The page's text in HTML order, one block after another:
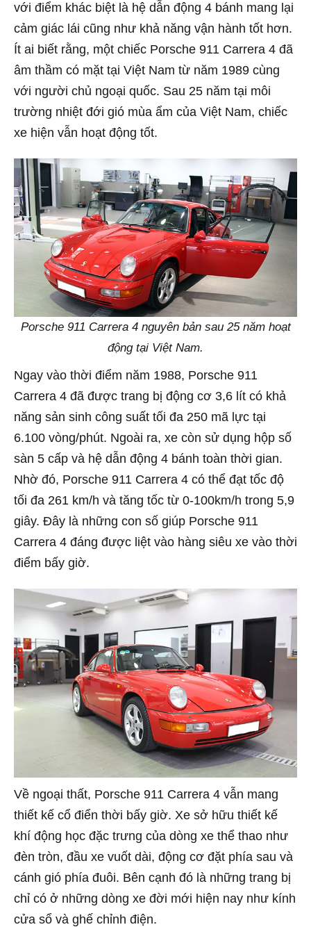
với điểm khác biệt là hệ dẫn động 4 bánh mang lại
cảm giác lái cũng như khả năng vận hành tốt hơn.
Ít ai biết rằng, một chiếc Porsche 911 Carrera 4 đã
âm thầm có mặt tại Việt Nam từ năm 1989 cùng
với người chủ ngoại quốc. Sau 25 năm tại môi
trường nhiệt đới gió mùa ẩm của Việt Nam, chiếc
xe hiện vẫn hoạt động tốt.
Porsche 911 Carrera 4 nguyên bản sau 25 năm hoạt
động tại Việt Nam.
Ngay vào thời điểm năm 1988, Porsche 911
Carrera 4 đã được trang bị động cơ 3,6 lít có khả
năng sản sinh công suất tối đa 250 mã lực tại
6.100 vòng/phút. Ngoài ra, xe còn sử dụng hộp số
sàn 5 cấp và hệ dẫn động 4 bánh toàn thời gian.
Nhờ đó, Porsche 911 Carrera 4 có thể đạt tốc độ
tối đa 261 km/h và tăng tốc từ 0-100km/h trong 5,9
giây. Đây là những con số giúp Porsche 911
Carrera 4 đáng được liệt vào hàng siêu xe vào thời
điểm bấy giờ.
Về ngoại thất, Porsche 911 Carrera 4 vẫn mang
thiết kế cổ điển thời bấy giờ. Xe sở hữu thiết kế
khí động học đặc trưng của dòng xe thể thao như
đèn tròn, đầu xe vuốt dài, động cơ đặt phía sau và
cánh gió phía đuôi. Bên cạnh đó là những trang bị
chỉ có ở những dòng xe đời mới hiện nay như kính
cửa sổ và ghế chỉnh điện.